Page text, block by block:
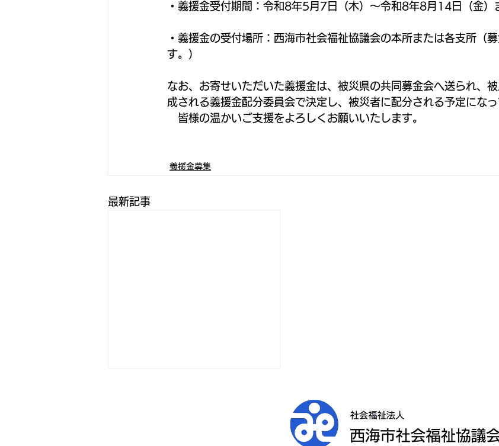
・義援金受付期間：令和8年5月7日（木）～令和8年8月14日（金）
・義援金の受付場所：西海市社会福祉協議会の本所または各支所（
す。）
なお、お寄せいただいた義援金は、被災県の共同募金会へ送られ、
成される義援金配分委員会で決定し、被災者に配分される予定になっ
皆様の温かいご支援をよろしくお願いいたします。
義援金募集
最新記事